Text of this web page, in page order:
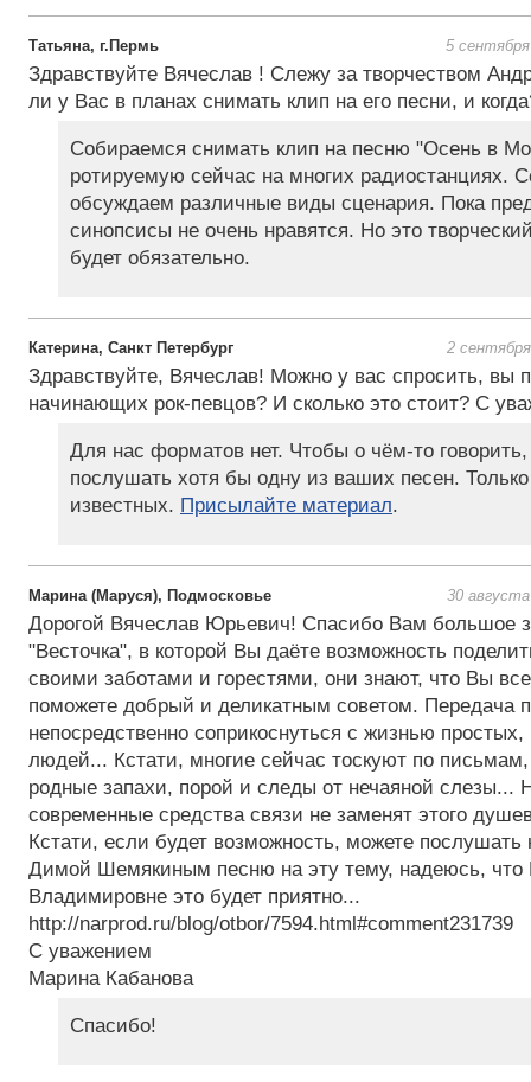
Татьяна, г.Пермь 5
Здравствуйте Вячеслав ! Слежу за творчеством
ли у Вас в планах снимать клип на его песни, и
Собираемся снимать клип на песню "Осень в
ротируемую сейчас на многих радиостанциях.
обсуждаем различные виды сценария. Пока
синопсисы не очень нравятся. Но это
будет обязательно.
Катерина, Санкт Петербург 2
Здравствуйте, Вячеслав! Можно у вас спросить, вы
начинающих рок-певцов? И сколько это стоит? С
Для нас форматов нет. Чтобы о чём-то
послушать хотя бы одну из ваших песен. Только
известных. Присылайте материал.
Марина (Маруся), Подмосковье 30
Дорогой Вячеслав Юрьевич! Спасибо Вам большое
"Весточка", в которой Вы даёте возможность
своими заботами и горестями, они знают, что Вы
поможете добрый и деликатным советом. Передача
непосредственно соприкоснуться с жизнью
людей... Кстати, многие сейчас тоскуют по
родные запахи, порой и следы от нечаяной слезы...
современные средства связи не заменят этого
Кстати, если будет возможность, можете послушать
Димой Шемякиным песню на эту тему, надеюсь, что
Владимировне это будет приятно...
http://narprod.ru/blog/otbor/7594.html#comment231739
С уважением
Марина Кабанова
Спасибо!